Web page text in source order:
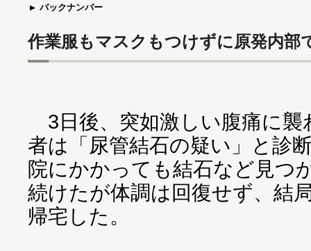
バックナンバー
作業服もマスクもつけずに原発内部
3日後、突如激しい腹痛に襲
者は「尿管結石の疑い」と診
院にかかっても結石など見つ
続けたが体調は回復せず、結
帰宅した。